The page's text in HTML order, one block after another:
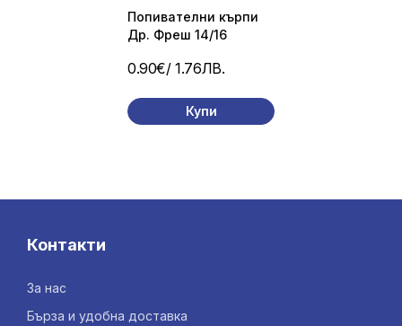
0.90€/ 1.76ЛВ.
Попивателни кърпи
Др. Фреш 14/16
Купи
Контакти
За нас
Бърза и удобна доставка